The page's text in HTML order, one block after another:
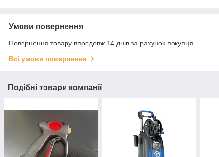
Умови повернення
Повернення товару впродовж 14 днів за рахунок покупця
Всі умови повернення
Подібні товари компанії